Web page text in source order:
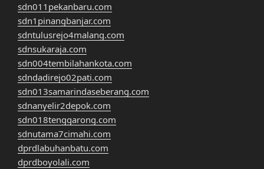
sdn011pekanbaru.com
sdn1pinangbanjar.com
sdntulusrejo4malang.com
sdnsukaraja.com
sdn004tembilahankota.com
sdndadirejo02pati.com
sdn013samarindaseberang.com
sdnanyelir2depok.com
sdn018tenggarong.com
sdnutama7cimahi.com
dprdlabuhanbatu.com
dprdboyolali.com